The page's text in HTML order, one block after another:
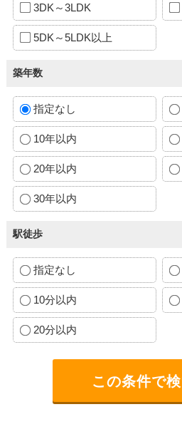
3DK～3LDK
5DK～5LDK以上
築年数
指定なし
10年以内
20年以内
30年以内
駅徒歩
指定なし
10分以内
20分以内